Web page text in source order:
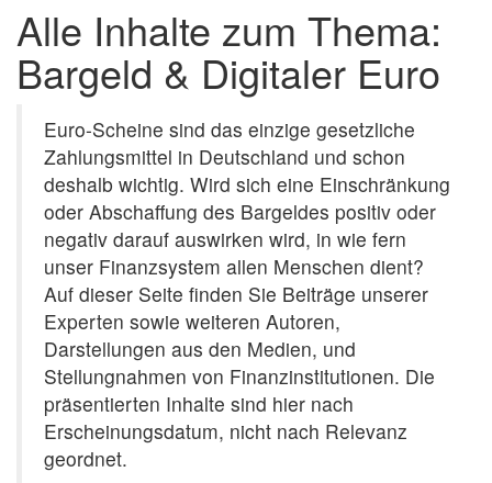
Alle Inhalte zum Thema:
Bargeld & Digitaler Euro
Euro-Scheine sind das einzige gesetzliche
Zahlungsmittel in Deutschland und schon
deshalb wichtig. Wird sich eine Einschränkung
oder Abschaffung des Bargeldes positiv oder
negativ darauf auswirken wird, in wie fern
unser Finanzsystem allen Menschen dient?
Auf dieser Seite finden Sie Beiträge unserer
Experten sowie weiteren Autoren,
Darstellungen aus den Medien, und
Stellungnahmen von Finanzinstitutionen. Die
präsentierten Inhalte sind hier nach
Erscheinungsdatum, nicht nach Relevanz
geordnet.